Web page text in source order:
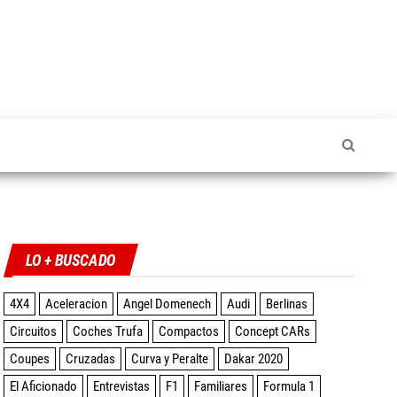
LO + BUSCADO
4X4 Aceleracion Angel Domenech Audi
Berlinas
Circuitos
Coches Trufa Compactos
Concept CARs
Coupes
Cruzadas Curva y Peralte
Dakar 2020
El Aficionado
Entrevistas F1 Familiares
Formula 1